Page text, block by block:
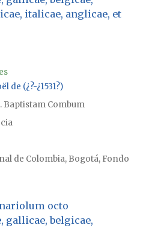
italicae, anglicae, et
de (¿?-¿1531?)
Baptistam Combum
de Colombia, Bogotá, Fondo
octo
belgicae,